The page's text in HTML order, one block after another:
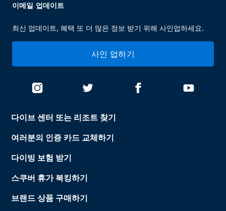
다이브 센터 또는 리조트 찾기
여러분의 인증 카드 교체하기
다이빙 보험 받기
스쿠버 휴가 북킹하기
브랜드 상품 구매하기
이메일 업데이트
최신 업데이트, 혜택 또 더 많은 정보 받기 위해 사인업하세요.
사인 업하기